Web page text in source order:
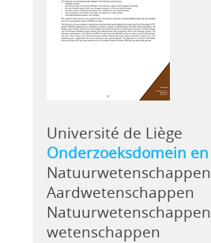
Université de Liège
Onderzoeksdomein
Aardwetenschappen
wetenschappen